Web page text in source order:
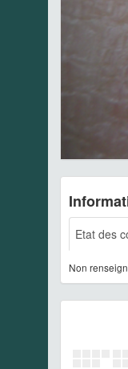
Etat des
Non